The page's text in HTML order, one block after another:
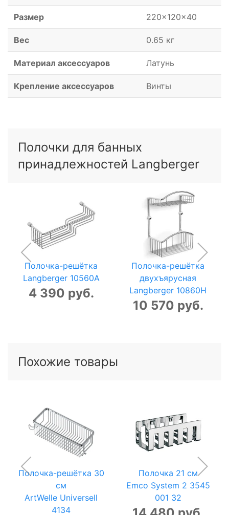
Размер 220x120x40
Вес 0.65 кг
Материал аксессуаров Латунь
Крепление аксессуаров Винты
Полочки для банных
принадлежностей Langberger
Полочка-решётка
Langberger 10560A
4 390 руб.
Полочка-решётка
двухъярусная
Langberger 10860H
10 570 руб.
Похожие товары
Полочка-решётка 30
см
ArtWelle Universell
4134
Полочка 21 см
Emco System 2 3545
001 32